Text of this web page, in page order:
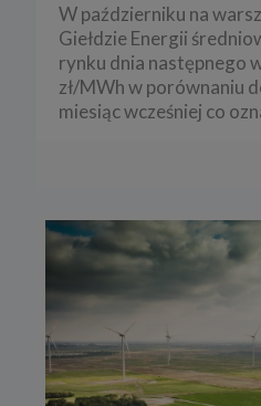
W październiku na
Giełdzie Energii
rynku dnia następnego
zł/MWh w porównaniu
miesiąc wcześniej co